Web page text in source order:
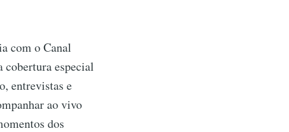
com o Canal
cobertura especial
entrevistas e
ao vivo
dos